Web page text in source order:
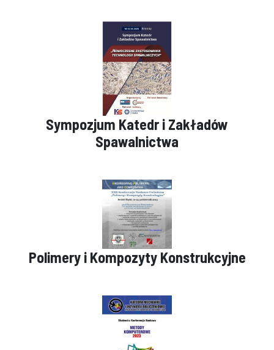
Sympozjum Katedr i Zakładów
Spawalnictwa
Polimery i Kompozyty Konstrukcyjne